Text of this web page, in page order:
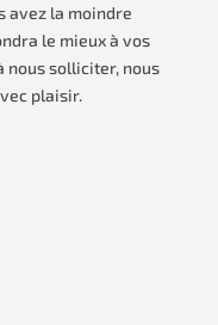
avez la moindre
le mieux à vos
nous solliciter, nous
plaisir.